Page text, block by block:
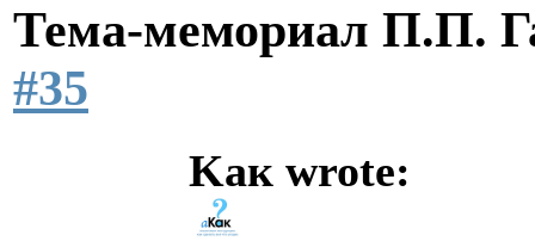
Тема-мемориал П.П.
#35
Kaк wrote: